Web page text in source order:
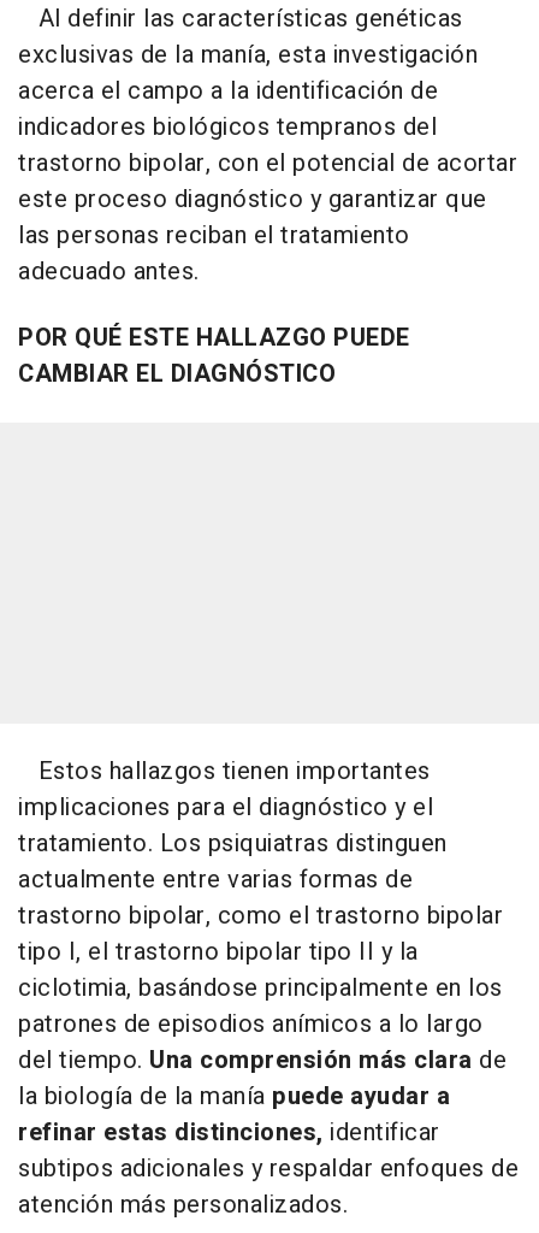
Al definir las características genéticas
exclusivas de la manía, esta investigación
acerca el campo a la identificación de
indicadores biológicos tempranos del
trastorno bipolar, con el potencial de acortar
este proceso diagnóstico y garantizar que
las personas reciban el tratamiento
adecuado antes.
POR QUÉ ESTE HALLAZGO PUEDE
CAMBIAR EL DIAGNÓSTICO
Estos hallazgos tienen importantes
implicaciones para el diagnóstico y el
tratamiento. Los psiquiatras distinguen
actualmente entre varias formas de
trastorno bipolar, como el trastorno bipolar
tipo I, el trastorno bipolar tipo II y la
ciclotimia, basándose principalmente en los
patrones de episodios anímicos a lo largo
del tiempo. Una comprensión más clara de
la biología de la manía puede ayudar a
refinar estas distinciones, identificar
subtipos adicionales y respaldar enfoques de
atención más personalizados.